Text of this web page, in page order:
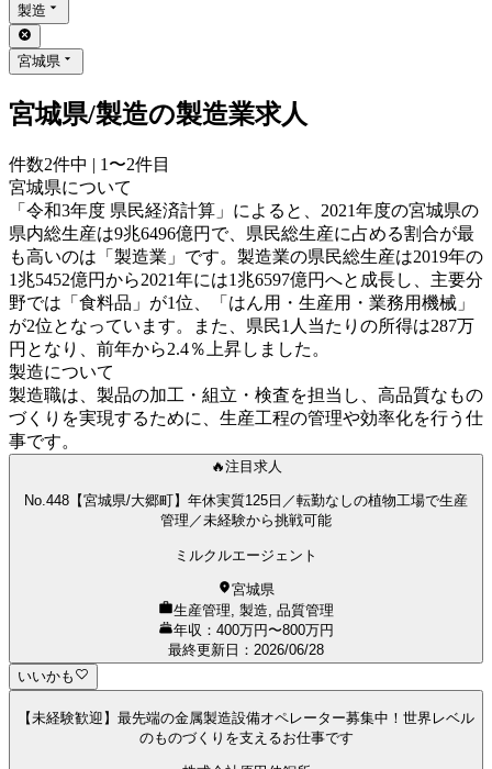
製造
宮城県
宮城県/製造の製造業求人
件数2件中 | 1〜2件目
宮城県について
「令和3年度 県民経済計算」によると、2021年度の宮城県の
県内総生産は9兆6496億円で、県民総生産に占める割合が最
も高いのは「製造業」です。製造業の県民総生産は2019年の
1兆5452億円から2021年には1兆6597億円へと成長し、主要分
野では「食料品」が1位、「はん用・生産用・業務用機械」
が2位となっています。また、県民1人当たりの所得は287万
円となり、前年から2.4％上昇しました。
製造について
製造職は、製品の加工・組立・検査を担当し、高品質なもの
づくりを実現するために、生産工程の管理や効率化を行う仕
事です。
🔥注目求人
No.448【宮城県/大郷町】年休実質125日／転勤なしの植物工場で生産
管理／未経験から挑戦可能
ミルクルエージェント
宮城県
生産管理, 製造, 品質管理
年収：400万円〜800万円
最終更新日 ： 2026/06/28
いいかも
【未経験歓迎】最先端の金属製造設備オペレーター募集中！世界レベル
のものづくりを支えるお仕事です